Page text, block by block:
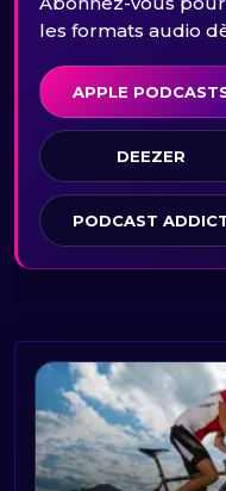
les formats audio
APPLE
DEEZER
PODCAST